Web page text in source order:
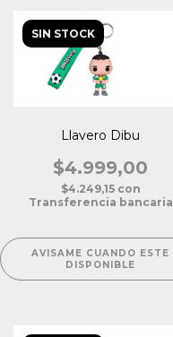
SIN STOCK
Llavero Dibu
$4.999,00
$4.249,15 con
Transferencia bancaria
AVISAME CUANDO ESTE
DISPONIBLE